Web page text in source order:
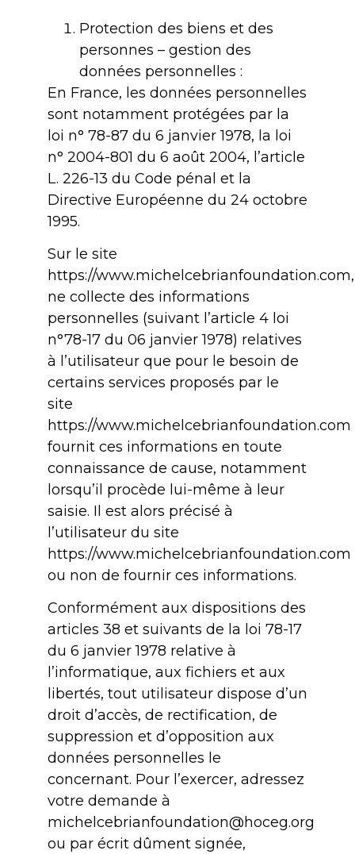
Protection des biens et des
personnes – gestion des
données personnelles :
En France, les données personnelles
sont notamment protégées par la
loi n° 78-87 du 6 janvier 1978, la loi
n° 2004-801 du 6 août 2004, l’article
L. 226-13 du Code pénal et la
Directive Européenne du 24 octobre
1995.
Sur le site
https://www.michelcebrianfoundation.com,
ne collecte des informations
personnelles (suivant l’article 4 loi
n°78-17 du 06 janvier 1978) relatives
à l’utilisateur que pour le besoin de
certains services proposés par le
site
https://www.michelcebrianfoundation.com
fournit ces informations en toute
connaissance de cause, notamment
lorsqu’il procède lui-même à leur
saisie. Il est alors précisé à
l’utilisateur du site
https://www.michelcebrianfoundation.com
ou non de fournir ces informations.
Conformément aux dispositions des
articles 38 et suivants de la loi 78-17
du 6 janvier 1978 relative à
l’informatique, aux fichiers et aux
libertés, tout utilisateur dispose d’un
droit d’accès, de rectification, de
suppression et d’opposition aux
données personnelles le
concernant. Pour l’exercer, adressez
votre demande à
michelcebrianfoundation@hoceg.org
ou par écrit dûment signée,